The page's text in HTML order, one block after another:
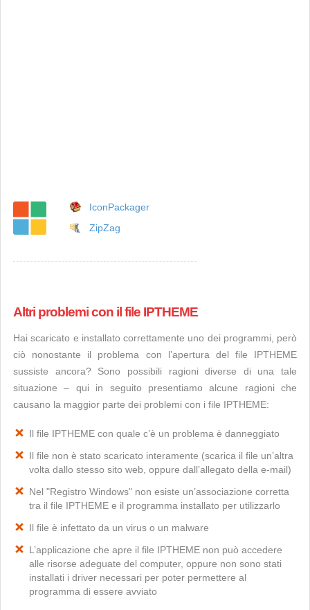
IconPackager
ZipZag
Altri problemi con il file IPTHEME
Hai scaricato e installato correttamente uno dei programmi, però
ciò nonostante il problema con l’apertura del file IPTHEME
sussiste ancora? Sono possibili ragioni diverse di una tale
situazione – qui in seguito presentiamo alcune ragioni che
causano la maggior parte dei problemi con i file IPTHEME:
Il file IPTHEME con quale c’è un problema è danneggiato
Il file non è stato scaricato interamente (scarica il file un’altra
volta dallo stesso sito web, oppure dall’allegato della e-mail)
Nel "Registro Windows" non esiste un’associazione corretta
tra il file IPTHEME e il programma installato per utilizzarlo
Il file è infettato da un virus o un malware
L’applicazione che apre il file IPTHEME non può accedere
alle risorse adeguate del computer, oppure non sono stati
installati i driver necessari per poter permettere al
programma di essere avviato